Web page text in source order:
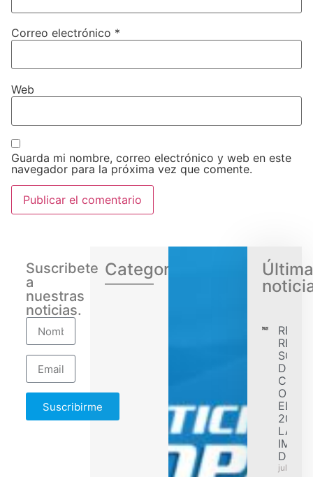
Correo electrónico *
Web
Guarda mi nombre, correo electrónico y web en este
navegador para la próxima vez que comente.
Suscribete
a
nuestras
noticias.
Suscribirme
Categorias
EL
2026
LA
DE
julio 31,